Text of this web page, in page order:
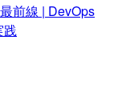
前線 | DevOps
践